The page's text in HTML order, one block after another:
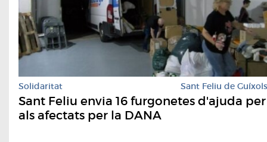
Solidaritat Sant Feliu de Guíxols
Sant Feliu envia 16 furgonetes d'ajuda per
als afectats per la DANA